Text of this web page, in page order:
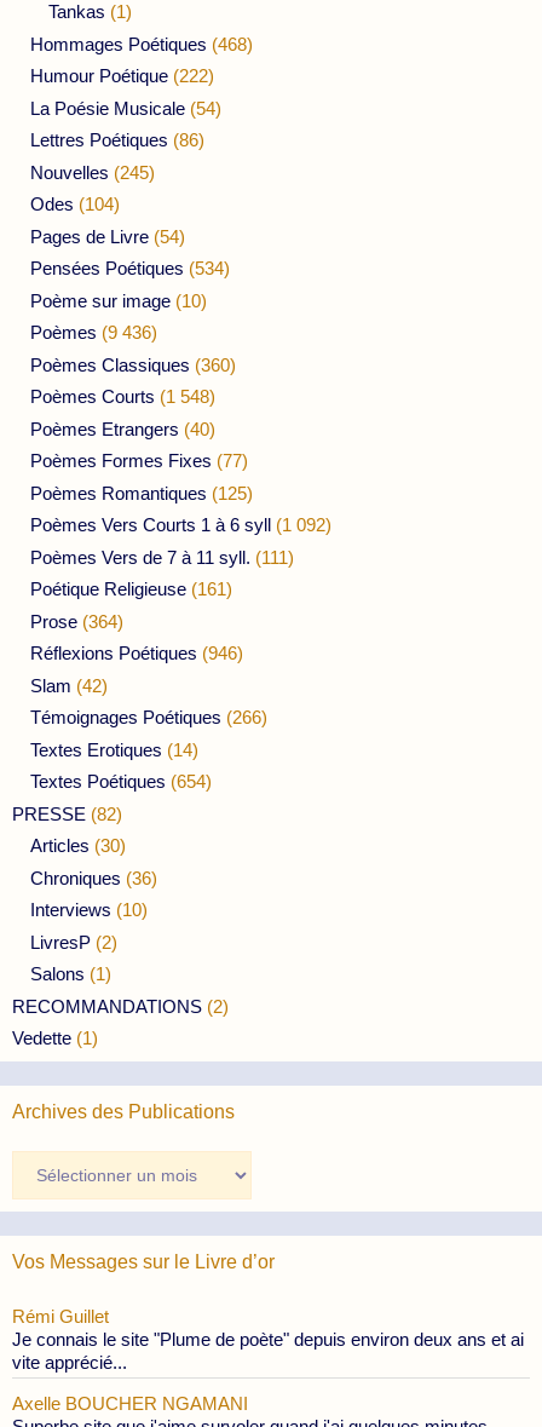
Tankas (1)
Hommages Poétiques (468)
Humour Poétique (222)
La Poésie Musicale (54)
Lettres Poétiques (86)
Nouvelles (245)
Odes (104)
Pages de Livre (54)
Pensées Poétiques (534)
Poème sur image (10)
Poèmes (9 436)
Poèmes Classiques (360)
Poèmes Courts (1 548)
Poèmes Etrangers (40)
Poèmes Formes Fixes (77)
Poèmes Romantiques (125)
Poèmes Vers Courts 1 à 6 syll (1 092)
Poèmes Vers de 7 à 11 syll. (111)
Poétique Religieuse (161)
Prose (364)
Réflexions Poétiques (946)
Slam (42)
Témoignages Poétiques (266)
Textes Erotiques (14)
Textes Poétiques (654)
PRESSE (82)
Articles (30)
Chroniques (36)
Interviews (10)
LivresP (2)
Salons (1)
RECOMMANDATIONS (2)
Vedette (1)
Archives des Publications
des
Publications
Vos Messages sur le Livre d’or
Rémi Guillet
Je connais le site "Plume de poète" depuis environ deux ans et ai
vite apprécié...
Axelle BOUCHER NGAMANI